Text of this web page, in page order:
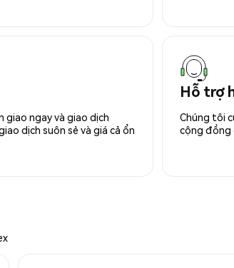
giao ngay và giao dịch
dịch suôn sẻ và giá cả ổn
Hỗ trợ
Chúng tôi
cộng đồng